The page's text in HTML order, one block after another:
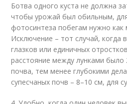
Ботва одного куста не должна
чтобы урожай был обильным,
фотосинтеза побегам нужно
Исключение – тот случай, когда
глазков или единичных
расстояние между лунками
почва, тем менее глубокими
супесчаных почв – 8–10 см, для